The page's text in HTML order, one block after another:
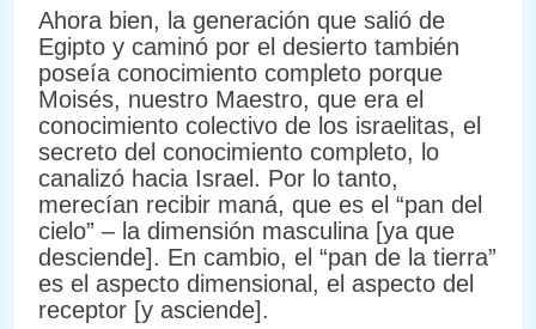
Ahora bien, la generación que salió de
Egipto y caminó por el desierto también
poseía conocimiento completo porque
Moisés, nuestro Maestro, que era el
conocimiento colectivo de los israelitas, el
secreto del conocimiento completo, lo
canalizó hacia Israel. Por lo tanto,
merecían recibir maná, que es el “pan del
cielo” – la dimensión masculina [ya que
desciende]. En cambio, el “pan de la tierra”
es el aspecto dimensional, el aspecto del
receptor [y asciende].